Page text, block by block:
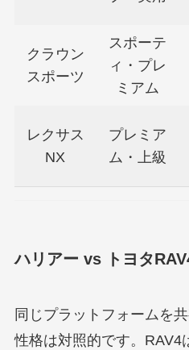
クラウン
スポーツ
スポーテ
ィ・プレ
ミアム
レクサス
NX
プレミア
ム・上級
ハリアー vs トヨタ
同じプラットフォームを
性格は対照的です。RAV4